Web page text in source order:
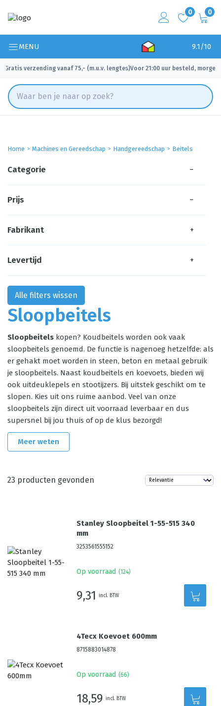
0 0
MENU 9.1/10
Gratis verzending vanaf 75,- (m.u.v. lengtes)
✓ Voor 21:00 uur besteld, morgen
Home Machines en Gereedschap Handgereedschap Beitels
Sloopbeitels
Sloopbeitels kopen? Koudbeitels worden ook vaak
sloopbeitels genoemd. De functie is nagenoeg hetzelfde: als
er gehakt moet worden in steen, beton en metaal gebruik
je sloopbeitels. Naast koudbeitels en koevoets, bieden wij
ook uitdeuklepels en stootijzers. Bij uitstek geschikt om te
slopen. Kies uit ons ruime aanbod. Veel van onze
sloopbeitels zijn direct uit voorraad leverbaar en dus
supersnel bij jou thuis of op de klus bezorgd!
Meer weten
23 producten gevonden
Stanley Sloopbeitel 1-55-515 340
mm
3253561555152
Op voorraad (124)
9,31 incl. BTW
4Tecx Koevoet 600mm
8715883014878
Op voorraad (66)
18,59 incl. BTW
Categorie −
Prijs −
Fabrikant +
Levertijd +
Alle filters wissen